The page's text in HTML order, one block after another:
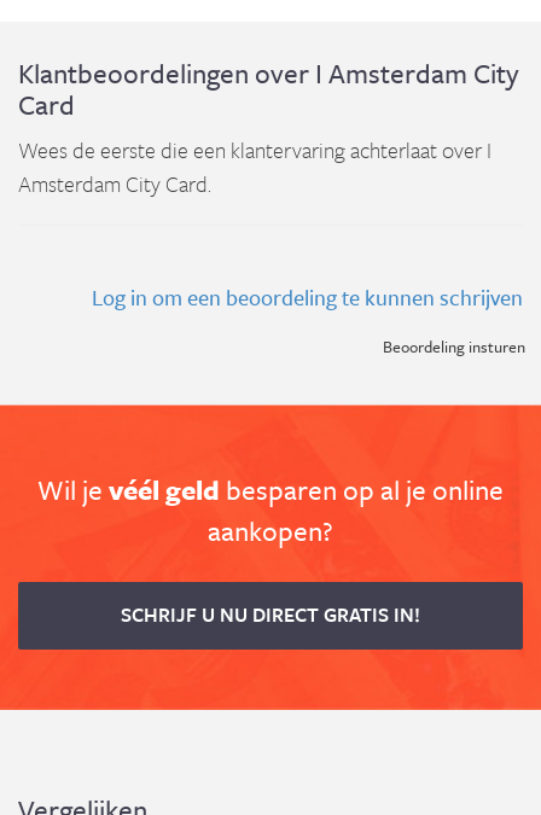
Klantbeoordelingen over I Amsterdam City
Card
Wees de eerste die een klantervaring achterlaat over I
Amsterdam City Card.
Log in om een beoordeling te kunnen schrijven
Beoordeling insturen
Wil jevéél geld besparen op al je online
aankopen?
SCHRIJF U NU DIRECT GRATIS IN!